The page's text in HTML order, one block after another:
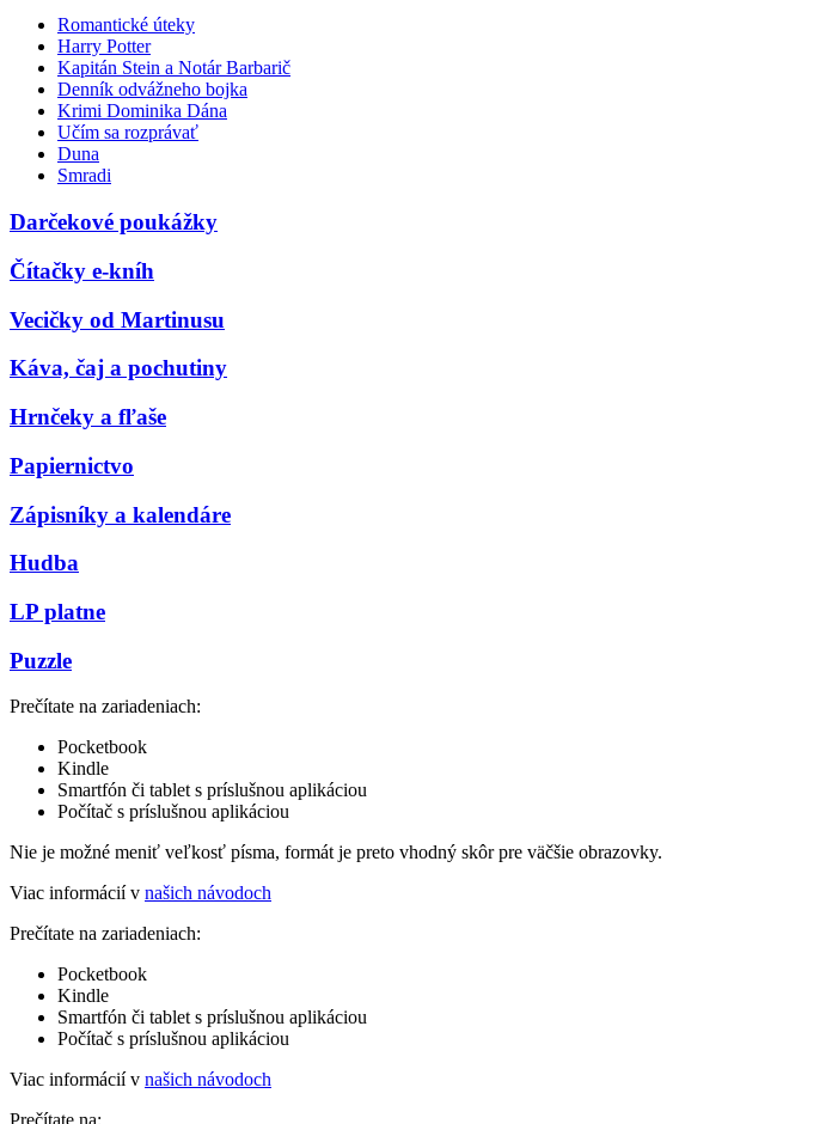
Romantické úteky
Harry Potter
Kapitán Stein a Notár Barbarič
Denník odvážneho bojka
Krimi Dominika Dána
Učím sa rozprávať
Duna
Smradi
Darčekové poukážky
Čítačky e-kníh
Vecičky od Martinusu
Káva, čaj a pochutiny
Hrnčeky a fľaše
Papiernictvo
Zápisníky a kalendáre
Hudba
LP platne
Puzzle
Prečítate na zariadeniach:
Pocketbook
Kindle
Smartfón či tablet s príslušnou aplikáciou
Počítač s príslušnou aplikáciou
Nie je možné meniť veľkosť písma, formát je preto vhodný skôr pre väčšie obrazovky.
Viac informácií v našich návodoch
Prečítate na zariadeniach:
Pocketbook
Kindle
Smartfón či tablet s príslušnou aplikáciou
Počítač s príslušnou aplikáciou
Viac informácií v našich návodoch